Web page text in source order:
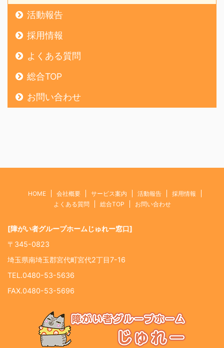
活動報告
採用情報
よくある質問
総合TOP
お問い合わせ
HOME 会社概要 サービス案内 活動報告
採用情報
よくある質問
総合TOP お問い合わせ
[障がい者グループホームじゅれー窓口]
〒345-0823
埼玉県南埼玉郡宮代町宮代2丁目7-16
TEL.0480-53-5636
FAX.0480-53-5696